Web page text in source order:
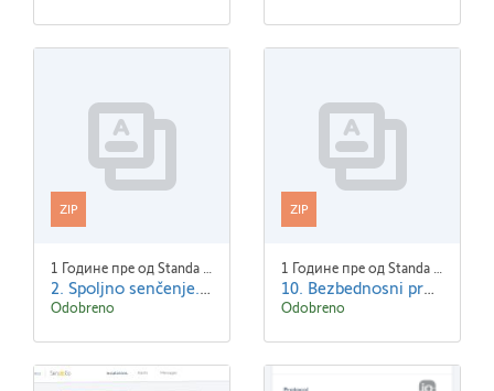
ZIP
1 Године пре од Standa Blaha
2. Spoljno senčenje.zip
Odobreno
ZIP
1 Године пре од Standa Blaha
10. Bezbednosni proizvodi.zip
Odobreno